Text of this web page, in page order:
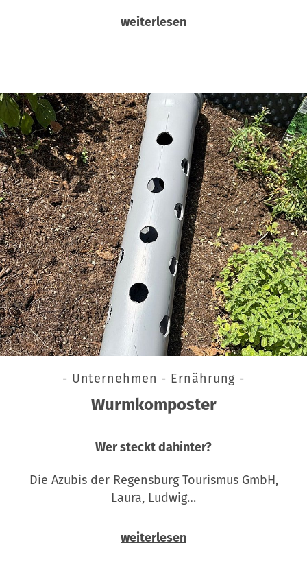
weiterlesen
- Unternehmen - Ernährung -
Wurmkomposter
Wer steckt dahinter?
Die Azubis der Regensburg Tourismus GmbH,
Laura, Ludwig…
weiterlesen